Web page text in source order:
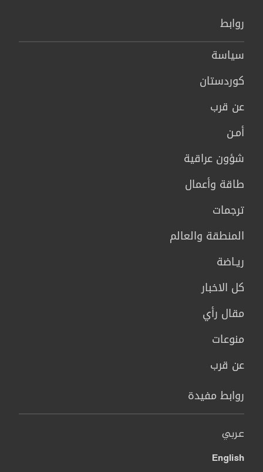
روابط
سیاسة
كوردستان
عن قرب
أمـن
شؤون عراقية
طاقة وأعمال
ترجمات
المنطقة والعالم
ريـاضة
كل الاخبار
مقال رأي
منوعات
عن قرب
روابط مفيدة
عربي
English